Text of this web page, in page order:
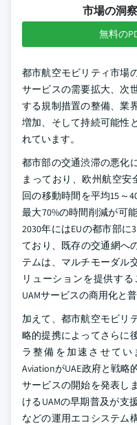
市場の洞
無料の
都市航空モビリティ市場
サービスの需要拡大、次
する規制措置の整備、業
増加、そして持続可能性
れています。
都市部の交通渋滞の悪化
まっており、欧州航空安
回の移動時間を平均15～
最大70%の時間削減が可
2030年にはEUの都市部に
ており、既存の交通網へ
テムは、マルチモーダル
リューションを提供する
UAMサービスの商用化と
加えて、都市航空モビリ
略的提携によってさらに
ラ整備を加速させてい
AviationがUAE政府と戦
サービスの開始を発表し
けるUAMの早期普及が支
などの運用エコシステム